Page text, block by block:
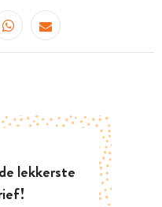
lekkerste